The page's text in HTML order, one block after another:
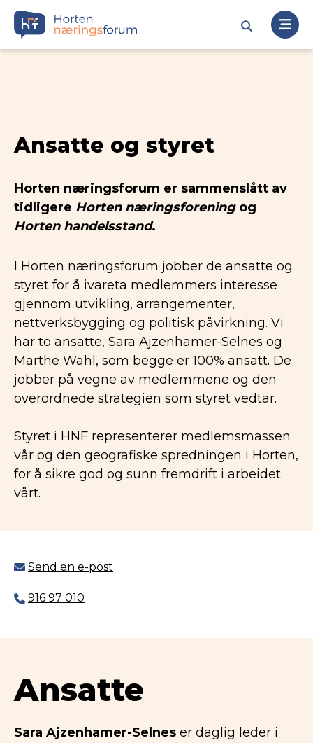
Ansatte og styret
Horten næringsforum er sammenslått av
tidligere Horten næringsforeningog
Horten handelsstand.
I Horten næringsforum jobber de ansatte og
styret for å ivareta medlemmers interesse
gjennom utvikling, arrangementer,
nettverksbygging og politisk påvirkning. Vi
har to ansatte, Sara Ajzenhamer-Selnes og
Marthe Wahl, som begge er 100% ansatt. De
jobber på vegne av medlemmene og den
overordnede strategien som styret vedtar.
Styret i HNF representerer medlemsmassen
vår og den geografiske spredningen i Horten,
for å sikre god og sunn fremdrift i arbeidet
vårt.
Send en e-post
916 97 010
Ansatte
Sara Ajzenhamer-Selnes er daglig leder i